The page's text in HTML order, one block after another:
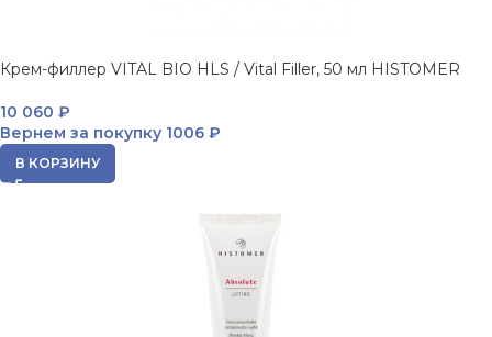
Крем-филлер VITAL BIO HLS / Vital Filler, 50 мл HISTOMER
10 060 ₽
Вернем за покупку 1006 ₽
В КОРЗИНУ